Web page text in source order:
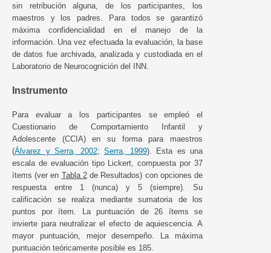
sin retribución alguna, de los participantes, los
maestros y los padres. Para todos se garantizó
máxima confidencialidad en el manejo de la
información. Una vez efectuada la evaluación, la base
de datos fue archivada, analizada y custodiada en el
Laboratorio de Neurocognición del INN.
Instrumento
Para evaluar a los participantes se empleó el
Cuestionario de Comportamiento Infantil y
Adolescente (CCIA) en su forma para maestros
(Álvarez y Serra, 2002; Serra, 1999). Esta es una
escala de evaluación tipo Lickert, compuesta por 37
ítems (ver en Tabla 2de Resultados) con opciones de
respuesta entre 1 (nunca) y 5 (siempre). Su
calificación se realiza mediante sumatoria de los
puntos por ítem. La puntuación de 26 ítems se
invierte para neutralizar el efecto de aquiescencia. A
mayor puntuación, mejor desempeño. La máxima
puntuación teóricamente posible es 185.